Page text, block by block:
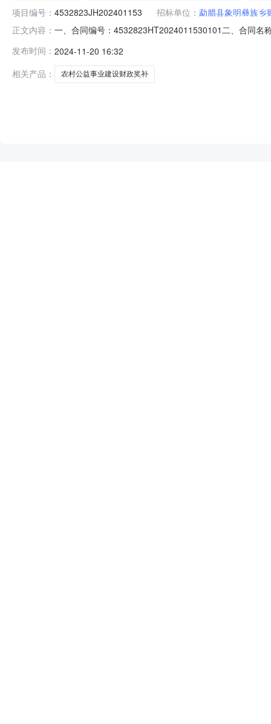
项目编号： 4532823JH202401153 招标单位： 勐腊县象明彝族乡
正文内容： 一、合同编号：4532823HT2024011530101二、合同名
财政和统计服务中心地址：勐腊县象明彝族乡蛮砖路25
局171号
发布时间： 2024-11-20 16:32
相关产品：
农村公益事业建设财政奖补